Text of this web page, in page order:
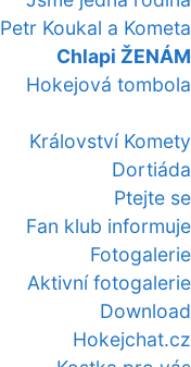
Petr Koukal a Kometa
Chlapi ŽENÁM
Hokejová tombola
Království Komety
Dortiáda
Ptejte se
Fan klub informuje
Fotogalerie
Aktivní fotogalerie
Download
Hokejchat.cz